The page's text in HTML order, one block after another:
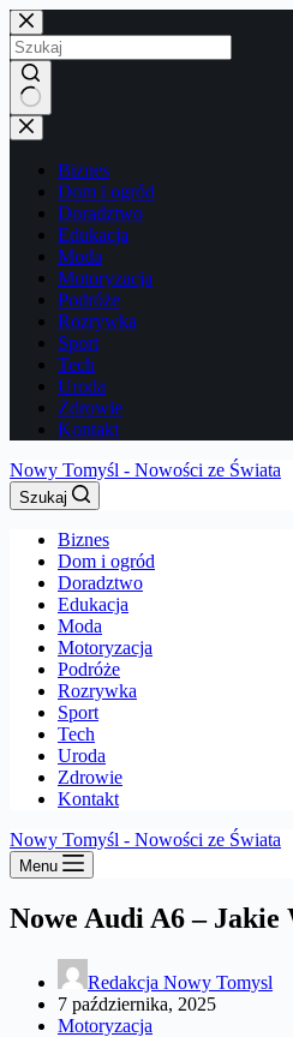
Przejdź
do
treści
Brak
wyników
Biznes
Dom i ogród
Doradztwo
Edukacja
Moda
Motoryzacja
Podróże
Rozrywka
Sport
Tech
Uroda
Zdrowie
Kontakt
Nowy Tomyśl - Nowości ze Świata
Szukaj
Biznes
Dom i ogród
Doradztwo
Edukacja
Moda
Motoryzacja
Podróże
Rozrywka
Sport
Tech
Uroda
Zdrowie
Kontakt
Nowy Tomyśl - Nowości ze Świata
Menu
Nowe Audi A6 –
Redakcja Nowy Tomysl
7 października, 2025
Motoryzacja